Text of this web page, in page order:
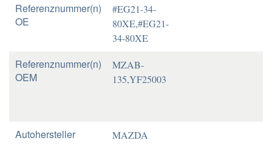
Referenznummer(n)
OE
#EG21-34-
80XE,#EG21-
34-80XE
Referenznummer(n)
OEM
MZAB-
135,YF25003
Autohersteller MAZDA